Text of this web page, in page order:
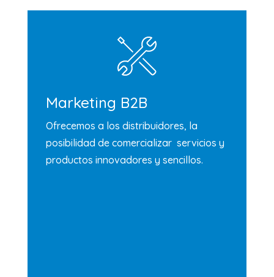
Marketing B2B
Ofrecemos a los distribuidores, la
posibilidad de comercializar servicios y
productos innovadores y sencillos.